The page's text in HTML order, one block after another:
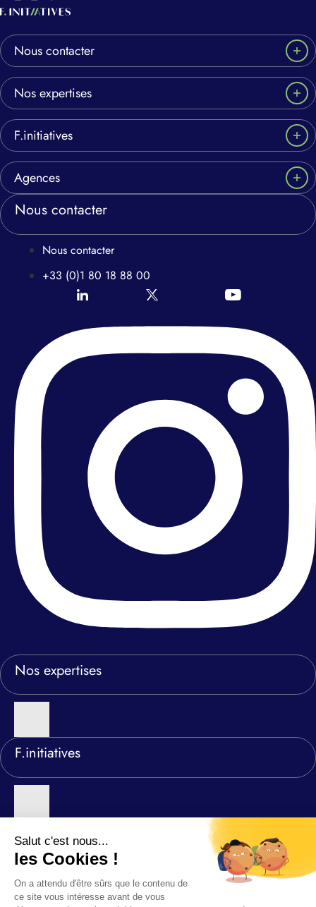
Nous contacter
Nos expertises
F.initiatives
Agences
Nous contacter
Nous contacter
+33 (0)1 80 18 88 00
Nos expertises
F.initiatives
Nos agences